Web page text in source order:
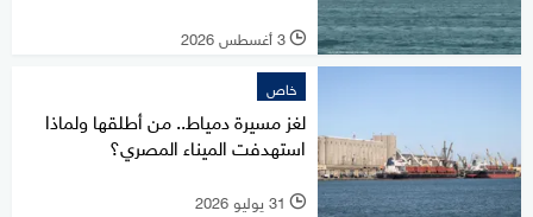
l 3 أغسطس 2026
خاص
لغز مسيرة دمياط.. من أطلقها ولماذا
استهدفت الميناء المصري؟
l 31 يوليو 2026